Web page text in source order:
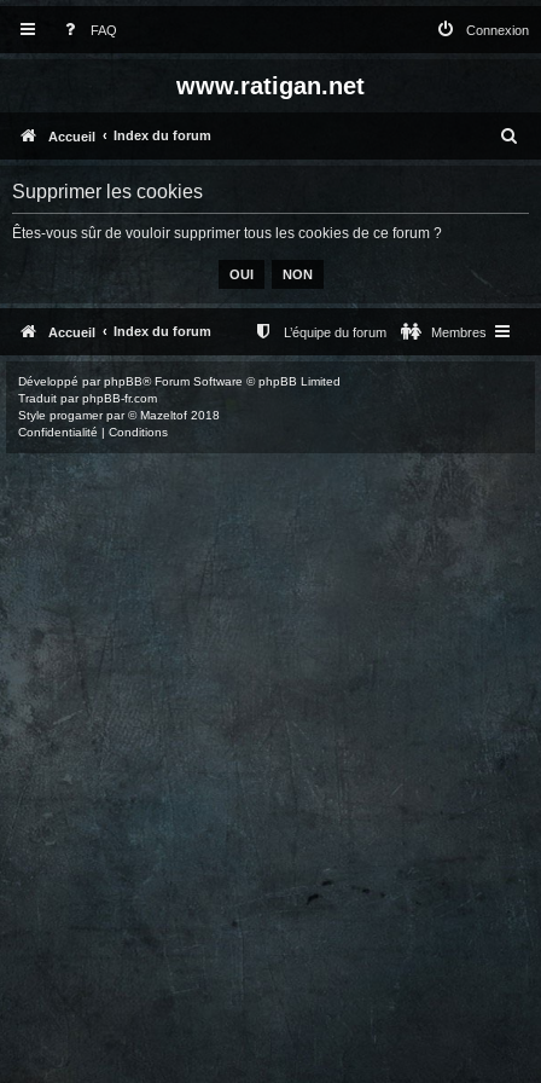
FAQ Connexion
www.ratigan.net
Accueil Index du forum
Supprimer les cookies
Êtes-vous sûr de vouloir supprimer tous les cookies de ce forum ?
Accueil Index du forum Membres
L’équipe du forum
Développé parphpBB® Forum Software © phpBB Limited
Traduit parphpBB-fr.com
Style progamerpar ©Mazeltof 2018
Confidentialité | Conditions